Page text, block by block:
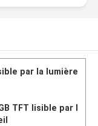
par la lumière
TFT lisible par l